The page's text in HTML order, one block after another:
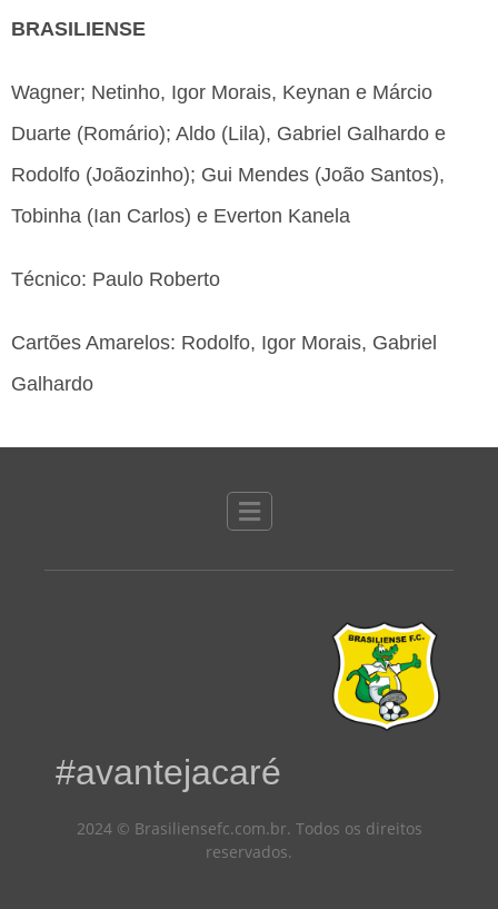
BRASILIENSE
Wagner; Netinho, Igor Morais, Keynan e Márcio
Duarte (Romário); Aldo (Lila), Gabriel Galhardo e
Rodolfo (Joãozinho); Gui Mendes (João Santos),
Tobinha (Ian Carlos) e Everton Kanela
Técnico: Paulo Roberto
Cartões Amarelos: Rodolfo, Igor Morais, Gabriel
Galhardo
#avantejacaré
2024 © Brasiliensefc.com.br. Todos os direitos
reservados.